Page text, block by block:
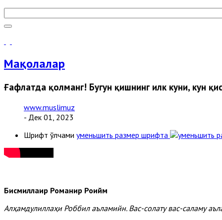
Мақолалар
Ғафлатда қолманг! Бугун қишнинг илк куни, кун
www.muslimuz
- Дек 01, 2023
Шрифт ўлчами уменьшить размер шрифта
Бисмиллаҳир Роҳманир Роҳийм
Алҳамдулиллаҳи Роббил аъламийн. Вас-солату вас-саламу